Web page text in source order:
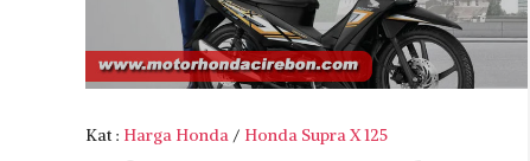
Kat : Harga Honda / Honda Supra X 125